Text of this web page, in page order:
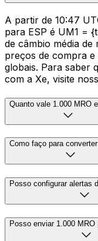
A partir de 10:47
para ESP é UM1 =
de câmbio média
preços de compra e
globais. Para saber
com a Xe, visite
Quanto vale 1.000 MRO
Como faço para
Posso configurar alertas
Posso enviar 1.000